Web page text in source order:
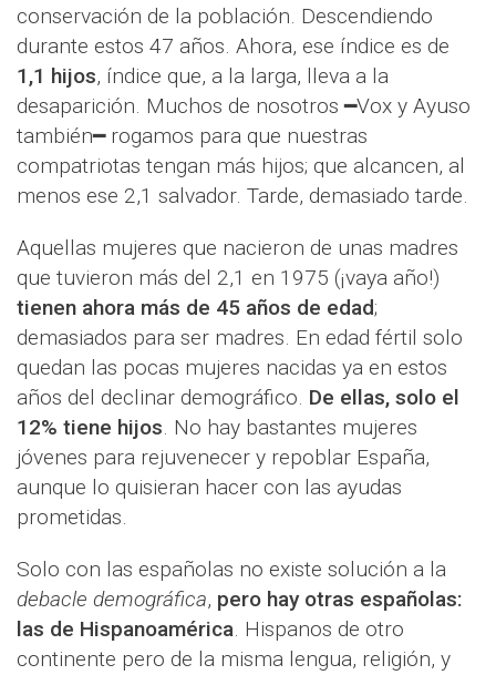
conservación de la población. Descendiendo
durante estos 47 años. Ahora, ese índice es de
1,1 hijos, índice que, a la larga, lleva a la
desaparición. Muchos de nosotros ━Vox y Ayuso
también━ rogamos para que nuestras
compatriotas tengan más hijos; que alcancen, al
menos ese 2,1 salvador. Tarde, demasiado tarde.
Aquellas mujeres que nacieron de unas madres
que tuvieron más del 2,1 en 1975 (¡vaya año!)
tienen ahora más de 45 años de edad;
demasiados para ser madres. En edad fértil solo
quedan las pocas mujeres nacidas ya en estos
años del declinar demográfico. De ellas, solo el
12% tiene hijos. No hay bastantes mujeres
jóvenes para rejuvenecer y repoblar España,
aunque lo quisieran hacer con las ayudas
prometidas.
Solo con las españolas no existe solución a la
debacle demográfica, pero hay otras españolas:
las de Hispanoamérica. Hispanos de otro
continente pero de la misma lengua, religión, y